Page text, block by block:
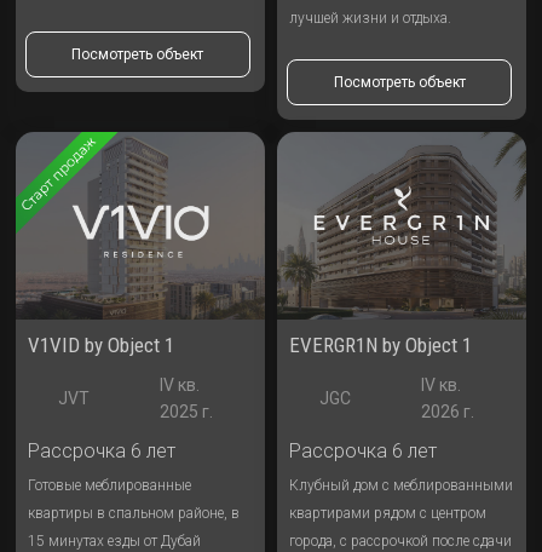
Посмотреть объект
лучшей жизни и отдыха.
Посмотреть объект
V1VID by Object 1
JVT
IV кв.
2025 г.
Рассрочка 6 лет
Готовые меблированные
квартиры в спальном районе, в
15 минутах езды от Дубай
EVERGR1N by Object 1
JGC
IV кв.
2026 г.
Рассрочка 6 лет
Клубный дом с меблированными
квартирами рядом с центром
города, с рассрочкой после сдачи